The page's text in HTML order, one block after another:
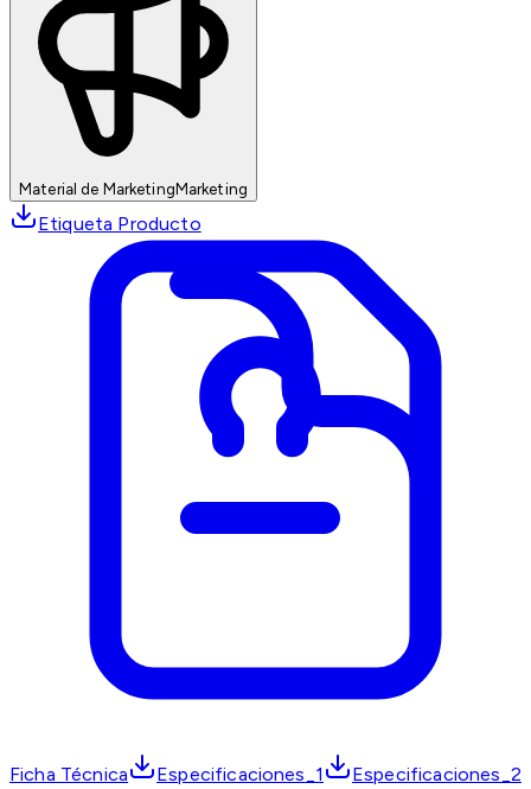
Material de MarketingMarketing
Etiqueta Producto
Ficha Técnica Especificaciones_1 Especificaciones_2